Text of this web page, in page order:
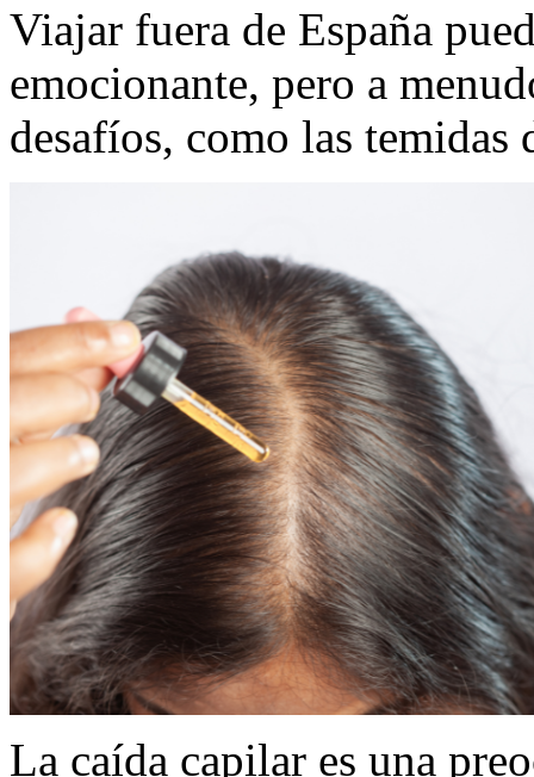
Viajar fuera de España
emocionante, pero a
desafíos, como las temidas
La caída capilar es una